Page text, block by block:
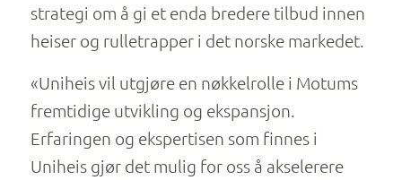
strategi om å gi et enda bredere tilbud innen
heiser og rulletrapper i det norske markedet.
«Uniheis vil utgjøre en nøkkelrolle i Motums
fremtidige utvikling og ekspansjon.
Erfaringen og ekspertisen som finnes i
Uniheis gjør det mulig for oss å akselerere